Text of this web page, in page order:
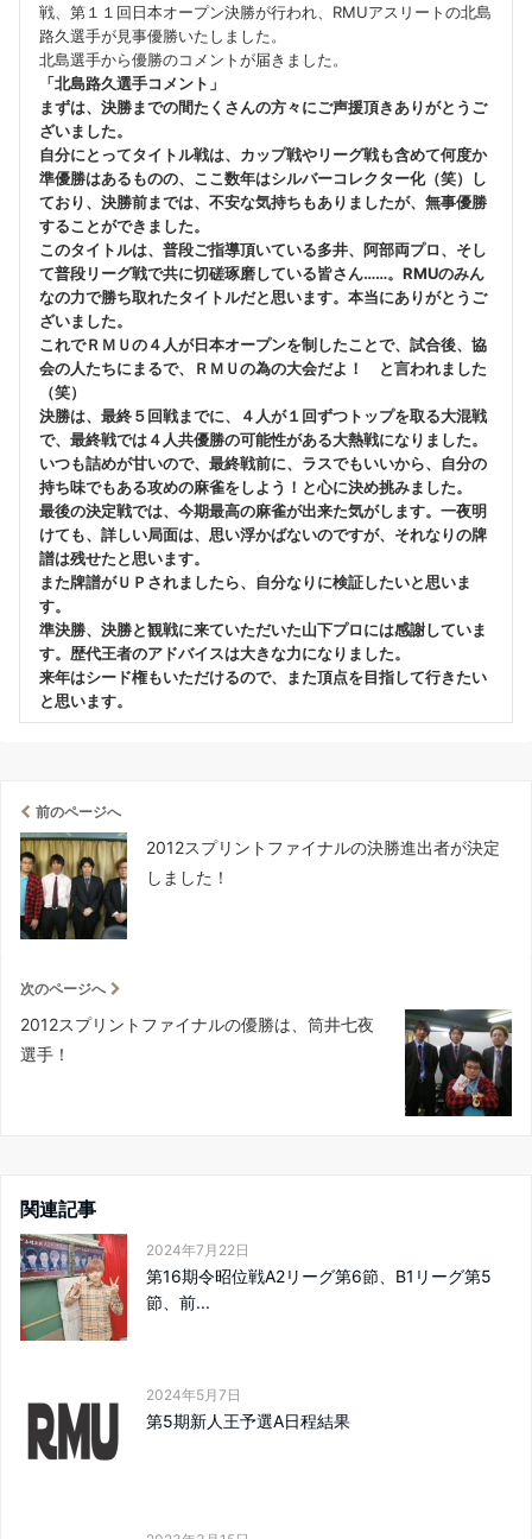
戦、第１１回日本オープン決勝が行われ、RMUアスリートの北島
路久選手が見事優勝いたしました。
北島選手から優勝のコメントが届きました。
「北島路久選手コメント」
まずは、決勝までの間たくさんの方々にご声援頂きありがとうご
ざいました。
自分にとってタイトル戦は、カップ戦やリーグ戦も含めて何度か
準優勝はあるものの、ここ数年はシルバーコレクター化（笑）し
ており、決勝前までは、不安な気持ちもありましたが、無事優勝
することができました。
このタイトルは、普段ご指導頂いている多井、阿部両プロ、そし
て普段リーグ戦で共に切磋琢磨している皆さん……。RMUのみん
なの力で勝ち取れたタイトルだと思います。本当にありがとうご
ざいました。
これでＲＭＵの４人が日本オープンを制したことで、試合後、協
会の人たちにまるで、ＲＭＵの為の大会だよ！ と言われました
（笑）
決勝は、最終５回戦までに、４人が１回ずつトップを取る大混戦
で、最終戦では４人共優勝の可能性がある大熱戦になりました。
いつも詰めが甘いので、最終戦前に、ラスでもいいから、自分の
持ち味でもある攻めの麻雀をしよう！と心に決め挑みました。
最後の決定戦では、今期最高の麻雀が出来た気がします。一夜明
けても、詳しい局面は、思い浮かばないのですが、それなりの牌
譜は残せたと思います。
また牌譜がＵＰされましたら、自分なりに検証したいと思いま
す。
準決勝、決勝と観戦に来ていただいた山下プロには感謝していま
す。歴代王者のアドバイスは大きな力になりました。
来年はシード権もいただけるので、また頂点を目指して行きたい
と思います。
前のページへ
2012スプリントファイナルの決勝進出者が決定
しました！
次のページへ
2012スプリントファイナルの優勝は、筒井七夜
選手！
関連記事
2024年7月22日
第16期令昭位戦A2リーグ第6節、B1リーグ第5
節、前...
2024年5月7日
第5期新人王予選A日程結果